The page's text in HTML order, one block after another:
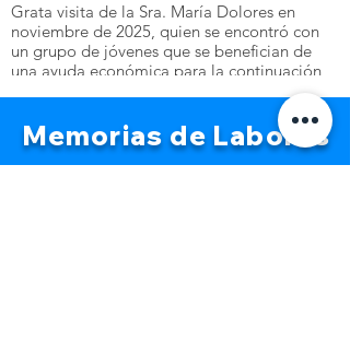
Grata visita de la Sra. María Dolores en
noviembre de 2025, quien se encontró con
un grupo de jóvenes que se benefician de
una ayuda económica para la continuación
Memorias de Labores